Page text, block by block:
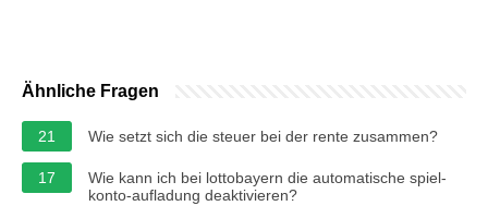
Ähnliche Fragen
21 Wie setzt sich die steuer bei der rente zusammen?
17
Wie kann ich bei lottobayern die automatische spiel-
konto-aufladung deaktivieren?